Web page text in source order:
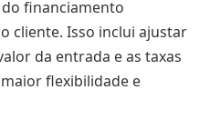
financiamento
cliente. Isso inclui ajustar
da entrada e as taxas
flexibilidade e